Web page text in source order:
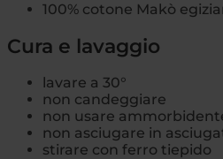
100% cotone Makò
Cura e lavaggio
lavare a 30°
non candeggiare
non usare
non asciugare in
stirare con ferro tiepido